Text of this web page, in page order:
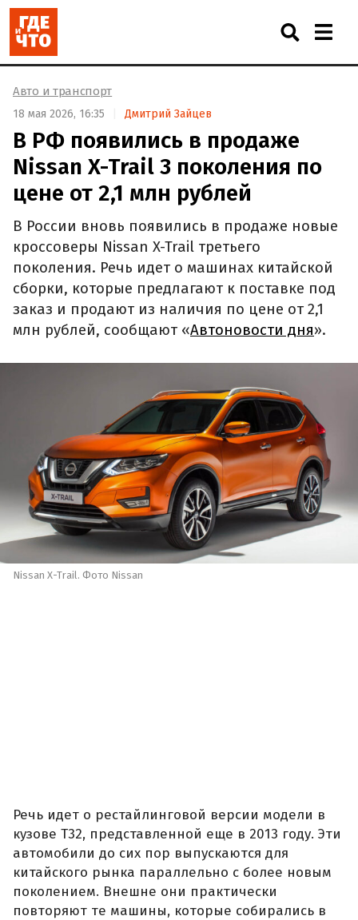
Авто и транспорт
18 мая 2026, 16:35 Дмитрий Зайцев
В РФ появились в продаже
Nissan X-Trail 3 поколения по
цене от 2,1 млн рублей
В России вновь появились в продаже новые
кроссоверы Nissan X-Trail третьего
поколения. Речь идет о машинах китайской
сборки, которые предлагают к поставке под
заказ и продают из наличия по цене от 2,1
млн рублей, сообщают «Автоновости дня».
Nissan X-Trail. Фото Nissan
Речь идет о рестайлинговой версии модели в
кузове T32, представленной еще в 2013 году. Эти
автомобили до сих пор выпускаются для
китайского рынка параллельно с более новым
поколением. Внешне они практически
повторяют те машины, которые собирались в